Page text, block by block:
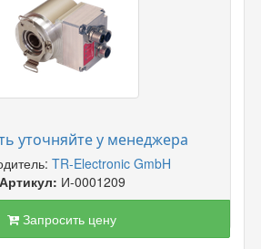
уточняйте у менеджера
TR-Electronic GmbH
Артикул: И-0001209
Запросить цену